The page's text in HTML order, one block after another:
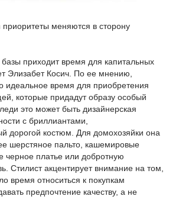
меняются в сторону
приходит время для капитальных
Элизабет Косич. По ее мнению,
идеальное время для приобретения
которые придадут образу особый
это может быть дизайнерская
с бриллиантами,
дорогой костюм. Для домохозяйки она
шерстяное пальто, кашемировые
черное платье или добротную
Стилист акцентирует внимание на том,
время относиться к покупкам
предпочтение качеству, а не